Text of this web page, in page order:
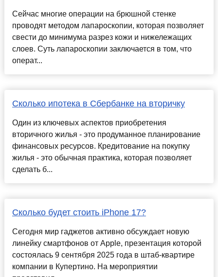
Сейчас многие операции на брюшной стенке
проводят методом лапароскопии, которая позволяет
свести до минимума разрез кожи и нижележащих
слоев. Суть лапароскопии заключается в том, что
операт...
Сколько ипотека в Сбербанке на вторичку
Один из ключевых аспектов приобретения
вторичного жилья - это продуманное планирование
финансовых ресурсов. Кредитование на покупку
жилья - это обычная практика, которая позволяет
сделать б...
Сколько будет стоить iPhone 17?
Сегодня мир гаджетов активно обсуждает новую
линейку смартфонов от Apple, презентация которой
состоялась 9 сентября 2025 года в штаб-квартире
компании в Купертино. На мероприятии